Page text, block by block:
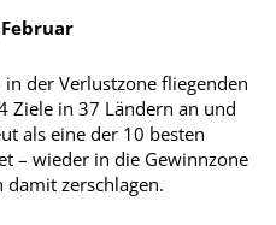
der Verlustzone fliegenden
Ziele in 37 Ländern an und
als eine der 10 besten
– wieder in die Gewinnzone
zerschlagen.